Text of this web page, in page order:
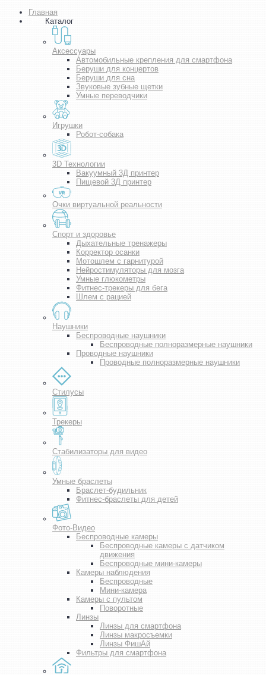
Главная
Каталог
Аксессуары
Автомобильные крепления для смартфона
Беруши для концертов
Беруши для сна
Звуковые зубные щетки
Умные переводчики
Игрушки
Робот-собака
3D Технологии
Вакуумный 3Д принтер
Пищевой 3Д принтер
Очки виртуальной реальности
Спорт и здоровье
Дыхательные тренажеры
Корректор осанки
Мотошлем с гарнитурой
Нейростимуляторы для мозга
Умные глюкометры
Фитнес-трекеры для бега
Шлем с рацией
Наушники
Беспроводные наушники
Беспроводные полноразмерные наушники
Проводные наушники
Проводные полноразмерные наушники
Стилусы
Трекеры
Стабилизаторы для видео
Умные браслеты
Браслет-будильник
Фитнес-браслеты для детей
Фото-Видео
Беспроводные камеры
Беспроводные камеры с датчиком
движения
Беспроводные мини-камеры
Камеры наблюдения
Беспроводные
Мини-камера
Камеры с пультом
Поворотные
Линзы
Линзы для смартфона
Линзы макросъемки
Линзы ФишАй
Фильтры для смартфона